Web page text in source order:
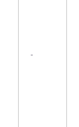
-